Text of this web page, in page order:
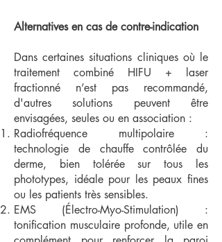
Alternatives en cas de contre-indication
Dans certaines situations cliniques où le
traitement combiné HIFU + laser
fractionné n’est pas recommandé,
d'autres solutions peuvent être
envisagées, seules ou en association :
Radiofréquence multipolaire :
technologie de chauffe contrôlée du
derme, bien tolérée sur tous les
phototypes, idéale pour les peaux fines
ou les patients très sensibles.
EMS (Électro-Myo-Stimulation) :
tonification musculaire profonde, utile en